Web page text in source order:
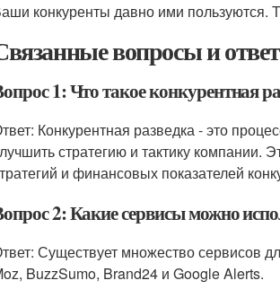
конкуренты давно ими пользуются.
вопросы и
1: Что такое конкурентная
Конкурентная разведка - это
стратегию и тактику компании.
и финансовых показателей
2: Какие сервисы можно
Существует множество сервисов
BuzzSumo, Brand24 и Google Alerts.